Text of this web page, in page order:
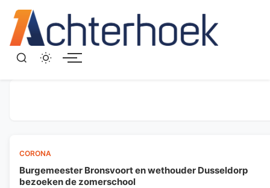
CORONA
Burgemeester Bronsvoort en wethouder Dusseldorp
bezoeken de zomerschool